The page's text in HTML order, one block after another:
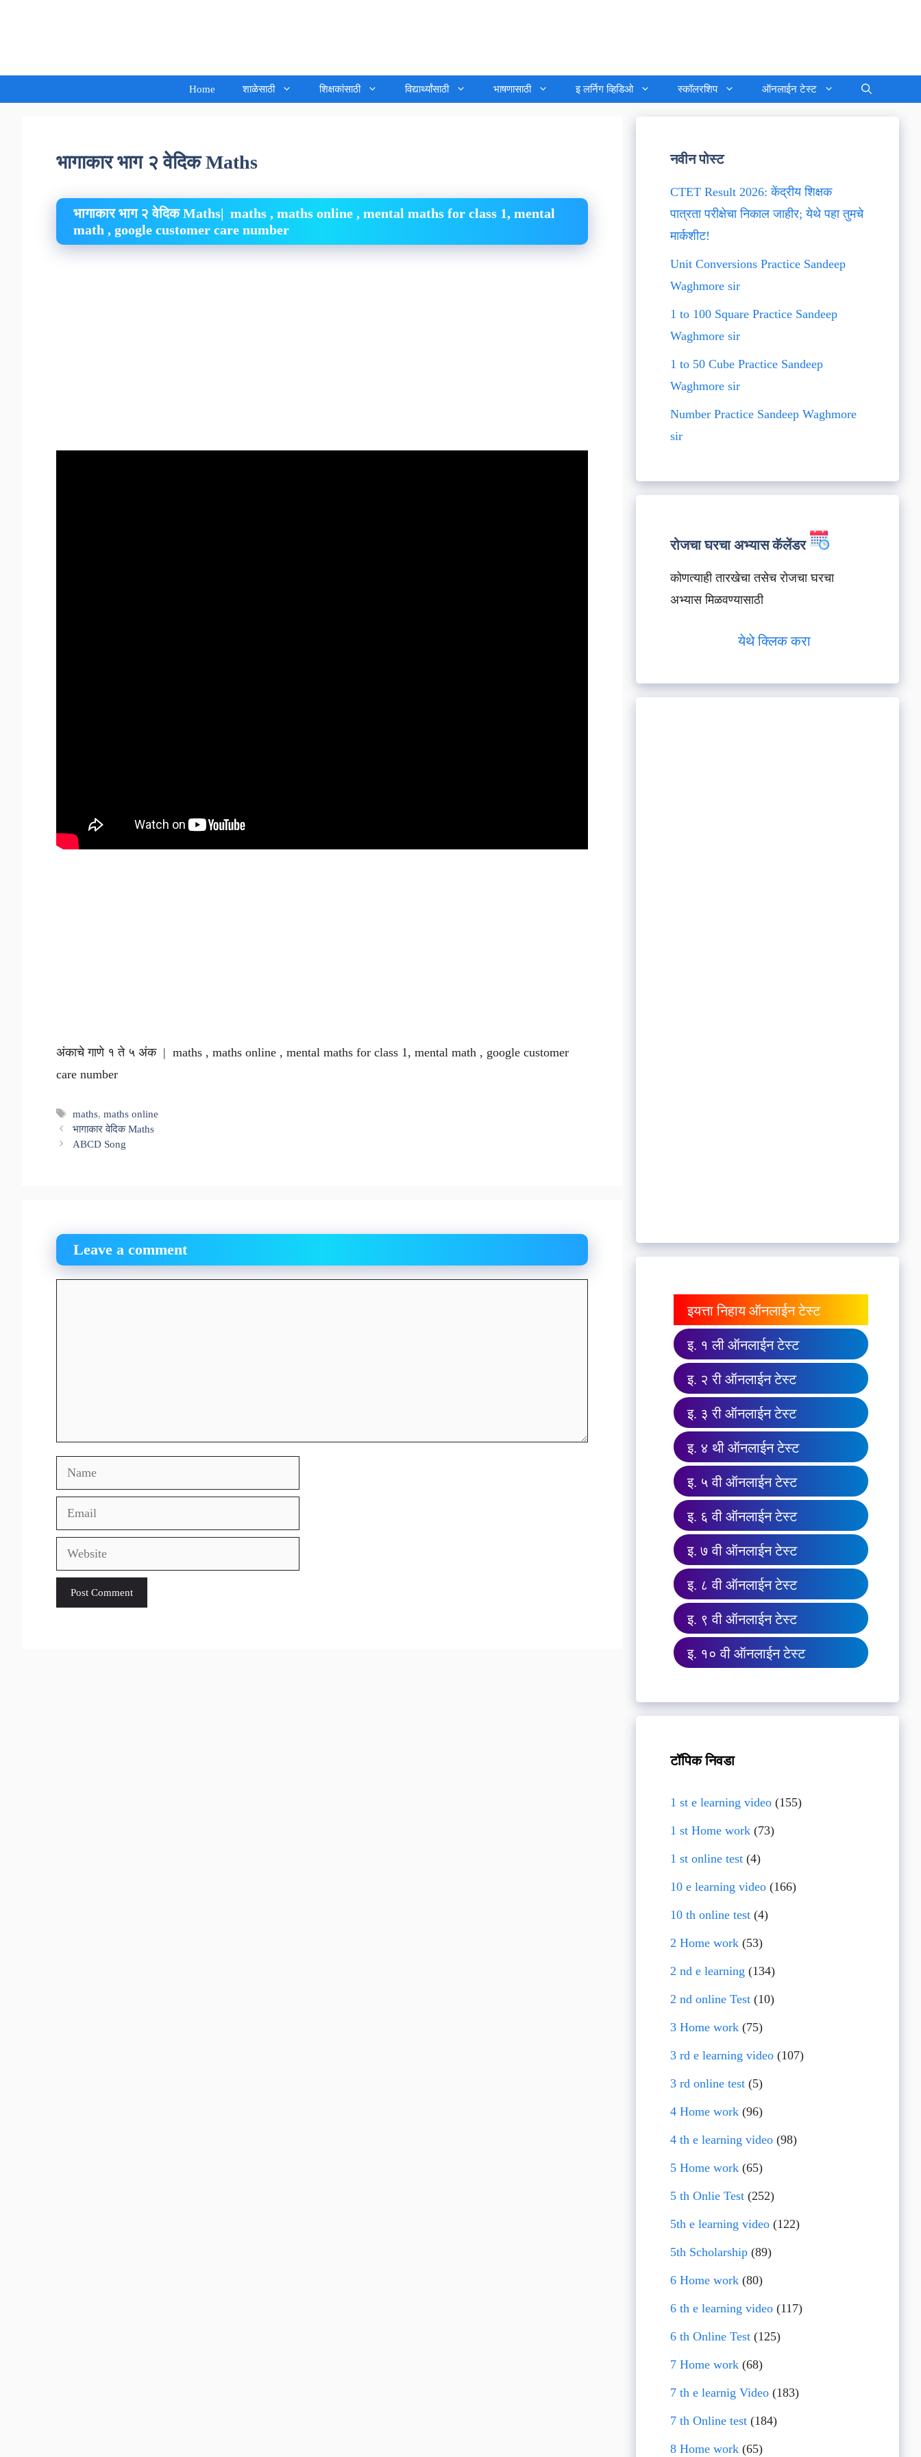
Home शाळेसाठी शिक्षकांसाठी विद्यार्थ्यांसाठी भाषणासाठी इ लर्निग व्हिडिओ स्कॉलरशिप ऑनलाईन टेस्ट
भागाकार भाग २ वेदिक Maths
भागाकार भाग २ वेदिक Maths| maths , maths online , mental maths for class 1, mental
math , google customer care number
अंकाचे गाणे १ ते ५ अंक | maths , maths online , mental maths for class 1, mental math , google customer
care number
Tags
maths,maths online
भागाकार वेदिक Maths
ABCD Song
Leave a comment
Name
Email
Website
नवीन पोस्ट
CTET Result 2026: केंद्रीय शिक्षक
पात्रता परीक्षेचा निकाल जाहीर; येथे पहा तुमचे
मार्कशीट!
Unit Conversions Practice Sandeep
Waghmore sir
1 to 100 Square Practice Sandeep
Waghmore sir
1 to 50 Cube Practice Sandeep
Waghmore sir
Number Practice Sandeep Waghmore
sir
रोजचा घरचा अभ्यास कॅलेंडर
कोणत्याही तारखेचा तसेच रोजचा घरचा
अभ्यास मिळवण्यासाठी
येथे क्लिक करा
इयत्ता निहाय ऑनलाईन टेस्ट
इ. १ ली ऑनलाईन टेस्ट
इ. २ री ऑनलाईन टेस्ट
इ. ३ री ऑनलाईन टेस्ट
इ. ४ थी ऑनलाईन टेस्ट
इ. ५ वी ऑनलाईन टेस्ट
इ. ६ वी ऑनलाईन टेस्ट
इ. ७ वी ऑनलाईन टेस्ट
इ. ८ वी ऑनलाईन टेस्ट
इ. ९ वी ऑनलाईन टेस्ट
इ. १० वी ऑनलाईन टेस्ट
टॉपिक निवडा
1 st e learning video (155)
1 st Home work (73)
1 st online test (4)
10 e learning video (166)
10 th online test (4)
2 Home work (53)
2 nd e learning (134)
2 nd online Test (10)
3 Home work (75)
3 rd e learning video (107)
3 rd online test (5)
4 Home work (96)
4 th e learning video (98)
5 Home work (65)
5 th Onlie Test (252)
5th e learning video (122)
5th Scholarship (89)
6 Home work (80)
6 th e learning video (117)
6 th Online Test (125)
7 Home work (68)
7 th e learnig Video (183)
7 th Online test (184)
8 Home work (65)